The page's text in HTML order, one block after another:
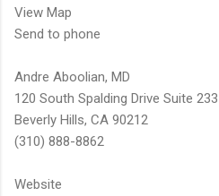
View Map
Send to phone
Andre Aboolian, MD
120 South Spalding Drive Suite 233
Beverly Hills, CA 90212
(310) 888-8862
Website